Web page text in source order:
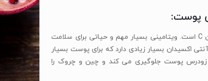
پوست:
انار سرشار از ویتامین C است. ویتامینی بسیار مهم و حیاتی برای سلامت
اکسیدان بسیار زیادی دارد که برای پوست بسیار
زودرس پوست جلوگیری می کند و چین و چروک را